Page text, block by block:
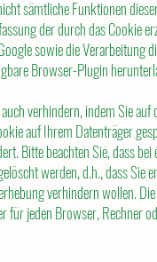
sämtliche Funktionen
der durch das Cookie
sowie die Verarbeitung
Browser-Plugin
verhindern, indem Sie auf
auf Ihrem Datenträger
Bitte beachten Sie, dass
werden, d.h., dass Sie
verhindern wollen.
jeden Browser, Rechner